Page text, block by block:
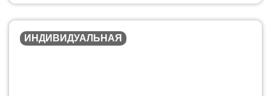
ИНДИВИДУАЛЬНАЯ